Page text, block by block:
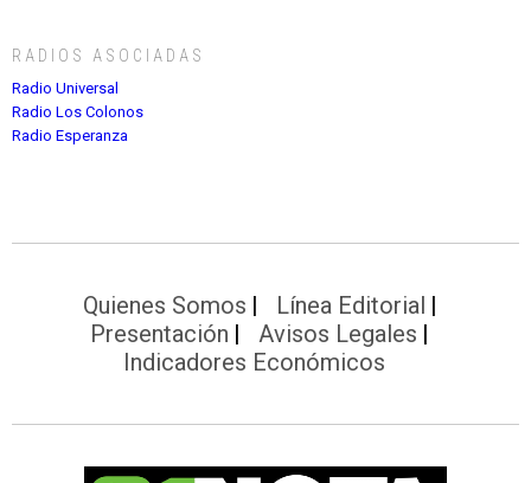
RADIOS ASOCIADAS
Radio Universal
Radio Los Colonos
Radio Esperanza
Quienes Somos
Línea Editorial
Presentación
Avisos Legales
Indicadores Económicos